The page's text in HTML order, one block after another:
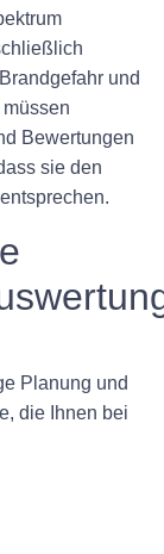
und
Bewertungen
sie den
Planung und
die Ihnen bei